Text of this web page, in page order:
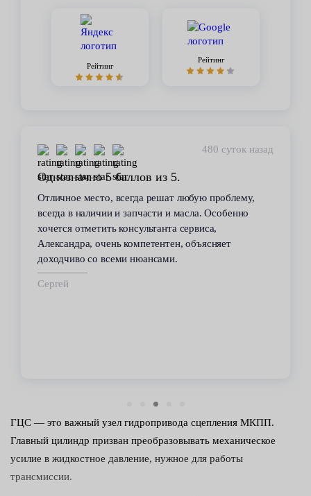
Рейтинг
Рейтинг
480 суток назад
Однозначно 5 баллов из 5.
Отличное место, всегда решат любую проблему,
всегда в наличии и запчасти и масла. Особенно
хочется отметить консультанта сервиса,
Александра, очень компетентен, объясняет
доходчиво со всеми нюансами.
Сергей
ГЦС — это важный узел гидропривода сцепления МКПП.
Главный цилиндр призван преобразовывать механическое
усилие в жидкостное давление, нужное для работы
трансмиссии.